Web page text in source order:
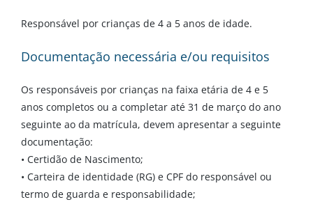
Responsável por crianças de 4 a 5 anos de idade.
Documentação necessária e/ou requisitos
Os responsáveis por crianças na faixa etária de 4 e 5
anos completos ou a completar até 31 de março do ano
seguinte ao da matrícula, devem apresentar a seguinte
documentação:
• Certidão de Nascimento;
• Carteira de identidade (RG) e CPF do responsável ou
termo de guarda e responsabilidade;